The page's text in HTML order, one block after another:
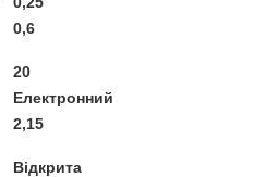
0,6
20
Електронний
2,15
Відкрита